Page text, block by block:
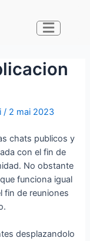
/ 2 mai 2023
chats publicos y
con el fin de
No obstante
funciona igual
fin de reuniones
desplazandolo